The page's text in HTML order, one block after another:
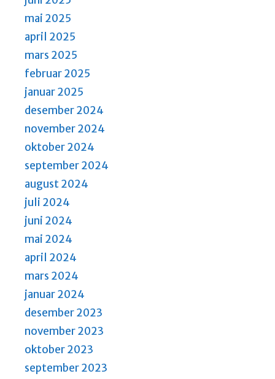
mai 2025
april 2025
mars 2025
februar 2025
januar 2025
desember 2024
november 2024
oktober 2024
september 2024
august 2024
juli 2024
juni 2024
mai 2024
april 2024
mars 2024
januar 2024
desember 2023
november 2023
oktober 2023
september 2023